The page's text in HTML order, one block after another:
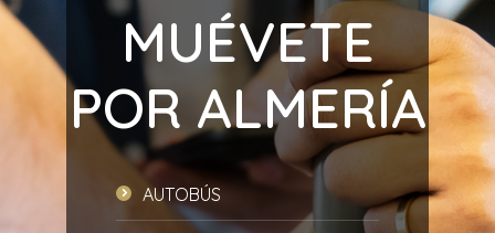
MUÉVETE
POR ALMERÍA
AUTOBÚS